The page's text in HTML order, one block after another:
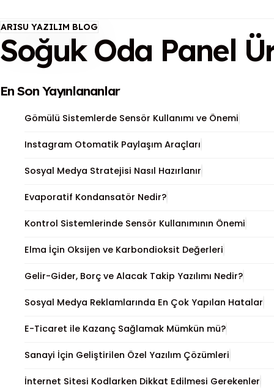
ARISU YAZILIM BLOG
Soğuk Oda Panel
En Son Yayınlananlar
Gömülü Sistemlerde Sensör Kullanımı ve Önemi
Instagram Otomatik Paylaşım Araçları
Sosyal Medya Stratejisi Nasıl Hazırlanır
Evaporatif Kondansatör Nedir?
Kontrol Sistemlerinde Sensör Kullanımının Önemi
Elma İçin Oksijen ve Karbondioksit Değerleri
Gelir-Gider, Borç ve Alacak Takip Yazılımı Nedir?
Sosyal Medya Reklamlarında En Çok Yapılan Hatalar
E-Ticaret ile Kazanç Sağlamak Mümkün mü?
Sanayi İçin Geliştirilen Özel Yazılım Çözümleri
İnternet Sitesi Kodlarken Dikkat Edilmesi Gerekenler